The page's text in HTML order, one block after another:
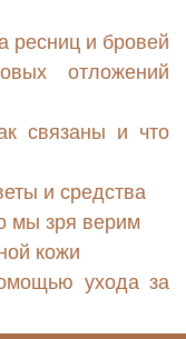
ресниц и бровей
отложений
связаны и что
и средства
мы зря верим
кожи
ухода за